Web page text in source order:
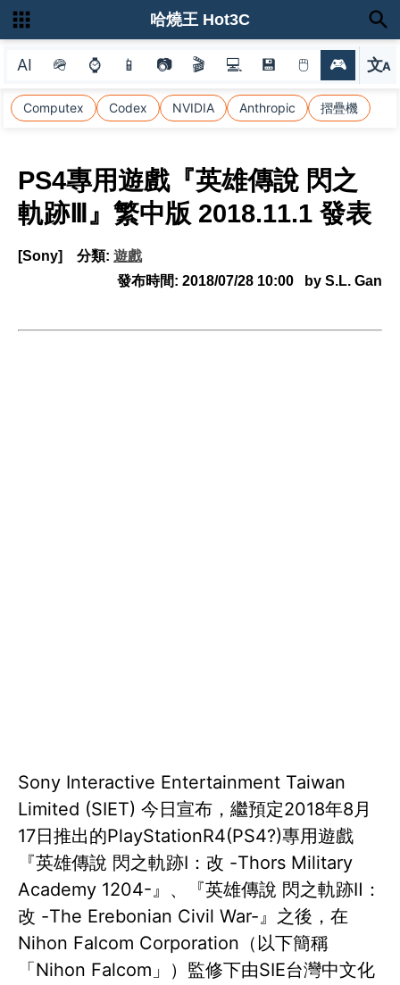
AI 🪖 ⌚ 📱 📷 🎬 💻 💾 🖱 🎮 文A
選
Computex Codex NVIDIA Anthropic 摺疊機
哈燒王 Hot3C
PS4專用遊戲『英雄傳說 閃之
軌跡Ⅲ』繁中版 2018.11.1 發表
[Sony] 分類: 遊戲
發布時間: 2018/07/28 10:00 by S.L. Gan
Sony Interactive Entertainment Taiwan
Limited (SIET) 今日宣布，繼預定2018年8月
17日推出的PlayStationR4(PS4?)專用遊戲
『英雄傳說 閃之軌跡Ⅰ：改 -Thors Military
Academy 1204-』、『英雄傳說 閃之軌跡Ⅱ：
改 -The Erebonian Civil War-』之後，在
Nihon Falcom Corporation（以下簡稱
「Nihon Falcom」）監修下由SIE台灣中文化